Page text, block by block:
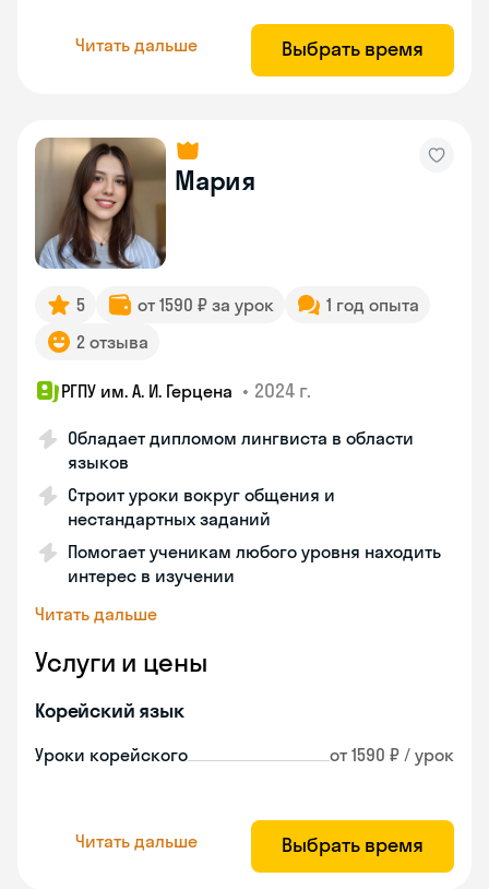
Читать дальше Выбрать время
Мария
5 от 1590 ₽ за урок
1 год опыта
2 отзыва
РГПУ им. А. И. Герцена • 2024 г.
Обладает дипломом лингвиста в области
языков
Строит уроки вокруг общения и
нестандартных заданий
Помогает ученикам любого уровня находить
интерес в изучении
Читать дальше
Услуги и цены
Корейский язык
Уроки корейского от 1590 ₽ / урок
Читать дальше Выбрать время